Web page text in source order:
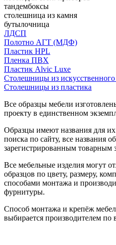
тандембоксы
столешница из камня
бутылочница
ЛДСП
Полотно АГТ (МДФ)
Пластик HPL
Пленка ПВХ
Пластик Alvic Luxe
Столешницы из
Столешницы из пластика
Все образцы мебели
проекту в единственном
Образцы имеют названия для
поиска по сайту, все названия
зарегистрированным товарным
Все мебельные изделия могут
образцов по цвету, размеру,
способами монтажа и
фурнитуры.
Способ монтажа и крепёж
выбирается производителем